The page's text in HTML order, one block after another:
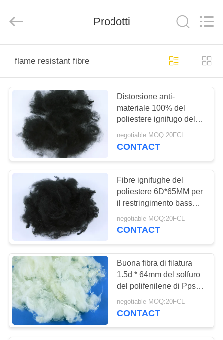
PRODOTTI
VIDEO
CIRCA
NOI
GIRO
DELLA
FABBRICA
CONTROLLO
DI
QUALITÀ
CONTATTICI
AZURE
IMP&EXP
Rights
Prodotti
flame resistant fibre
Distorsione anti-
materiale 100% del
poliestere ignifugo delle
fibre della parte
posteriore del grado di
negotiable MOQ:20FCL
CONTACT
Fibre ignifughe del
poliestere 6D*65MM per
il restringimento basso
interno automobilistico
negotiable MOQ:20FCL
CONTACT
Buona fibra di filatura
1.5d * 64mm del solfuro
del polifenilene di Pps
per filare
negotiable MOQ:20FCL
CONTACT